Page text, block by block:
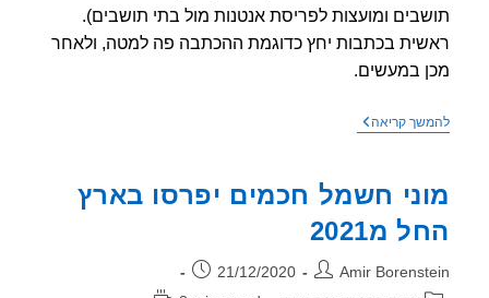
ומועצות לפריסת אנטנות מול בתי תושבים).
בכתבות יחץ כדוגמת ההכתבה פה למטה, ולאחר
במעשים.
קריאהמשרד
הראש
בקיר,
משקר
לעצמו,
לממשלה,
לחברות
חשמל חכמים יפרסו בארץ
מ2021
Amir פורסם:
21/12/2020